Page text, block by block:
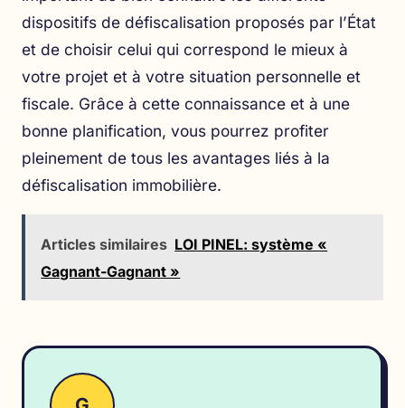
dispositifs de défiscalisation proposés par l’État
et de choisir celui qui correspond le mieux à
votre projet et à votre situation personnelle et
fiscale. Grâce à cette connaissance et à une
bonne planification, vous pourrez profiter
pleinement de tous les avantages liés à la
défiscalisation immobilière.
Articles similaires LOI PINEL: système «
Gagnant-Gagnant »